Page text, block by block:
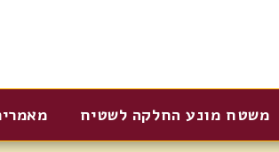
משטח מונע החלקה לשטיח